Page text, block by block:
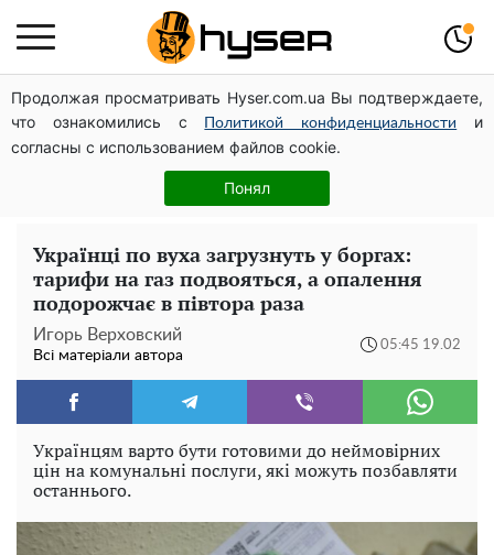
Продолжая просматривать Hyser.com.ua Вы подтверждаете,
что ознакомились с
Политикой конфиденциальности
и
согласны с использованием файлов cookie.
Понял
Дрони із націнкою: Олександр Конотопський вивів
мільйони оборонного бюджету через фіктивну фірму в
Естонії
Повністю гола Анна Трінчер блиснула "принадами":
таких розмірів ви ще не бачили
Українці по вуха загрузнуть у боргах:
тарифи на газ подвояться, а опалення
подорожчає в півтора раза
Игорь Верховский
Всі матеріали автора
05:45 19.02
Українцям варто бути готовими до неймовірних
цін на комунальні послуги, які можуть позбавляти
останнього.